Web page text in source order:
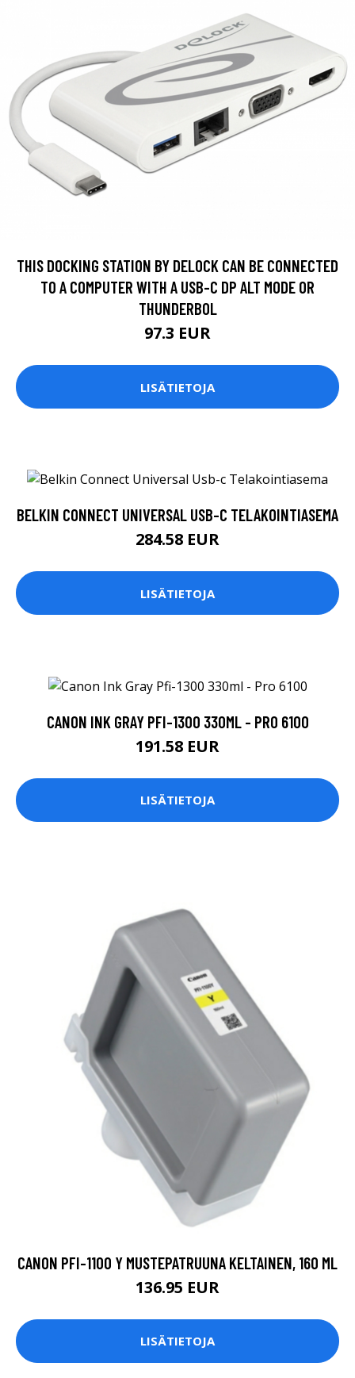
THIS DOCKING STATION BY DELOCK CAN BE CONNECTED
TO A COMPUTER WITH A USB-C DP ALT MODE OR
THUNDERBOL
97.3 EUR
LISÄTIETOJA
BELKIN CONNECT UNIVERSAL USB-C TELAKOINTIASEMA
284.58 EUR
LISÄTIETOJA
CANON INK GRAY PFI-1300 330ML - PRO 6100
191.58 EUR
LISÄTIETOJA
CANON PFI-1100 Y MUSTEPATRUUNA KELTAINEN, 160 ML
136.95 EUR
LISÄTIETOJA